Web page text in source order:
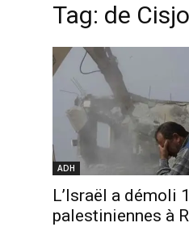
Tag: de
ADH
L’Israël a démoli
palestiniennes à